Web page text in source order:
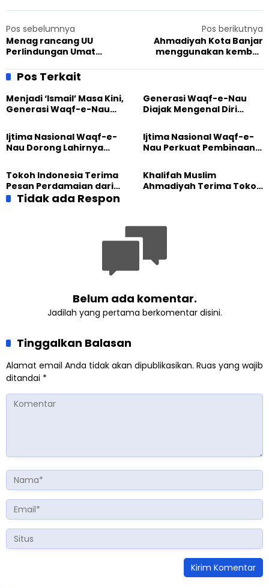
Pos sebelumnya
Menag rancang UU
Perlindungan Umat
Pos berikutnya
Ahmadiyah Kota Banjar
menggunakan kembali
Pos Terkait
Menjadi ‘Ismail’ Masa Kini,
Generasi Waqf-e-Nau
Pengabdian
Generasi Waqf-e-Nau
Diajak Mengenal Diri
Dunia
Ijtima Nasional Waqf-e-
Nau Dorong Lahirnya
yang Militan
Ijtima Nasional Waqf-e-
Nau Perkuat Pembinaan
Masa Depan
Tokoh Indonesia Terima
Pesan Perdamaian dari
Khalifah Muslim
Khalifah Muslim
Ahmadiyah Terima Tokoh
Tidak ada Respon
Belum ada komentar.
Jadilah yang pertama berkomentar disini.
Tinggalkan Balasan
Alamat email Anda tidak akan dipublikasikan. Ruas yang wajib
ditandai *